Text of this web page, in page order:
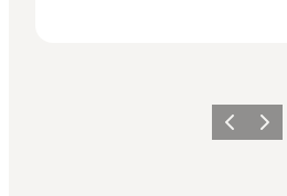
Precedente
Avanti